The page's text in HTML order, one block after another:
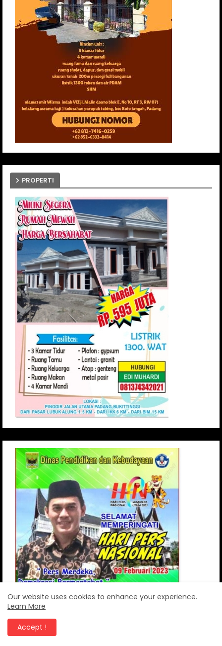
PROPERTI
Our website uses cookies to enhance your experience.
Learn More
Accept !